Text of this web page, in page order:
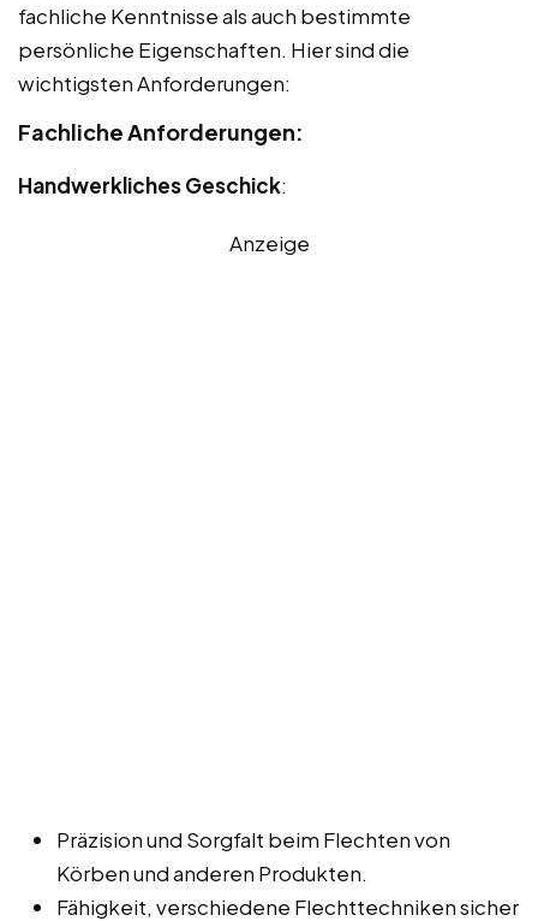
fachliche Kenntnisse als auch bestimmte
persönliche Eigenschaften. Hier sind die
wichtigsten Anforderungen:
Fachliche Anforderungen:
Handwerkliches Geschick:
Anzeige
Präzision und Sorgfalt beim Flechten von
Körben und anderen Produkten.
Fähigkeit, verschiedene Flechttechniken sicher